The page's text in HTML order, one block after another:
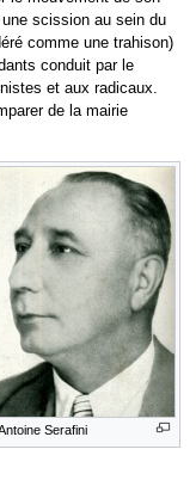
scission au sein du
comme une trahison)
conduit par le
et aux radicaux.
de la mairie
Serafini